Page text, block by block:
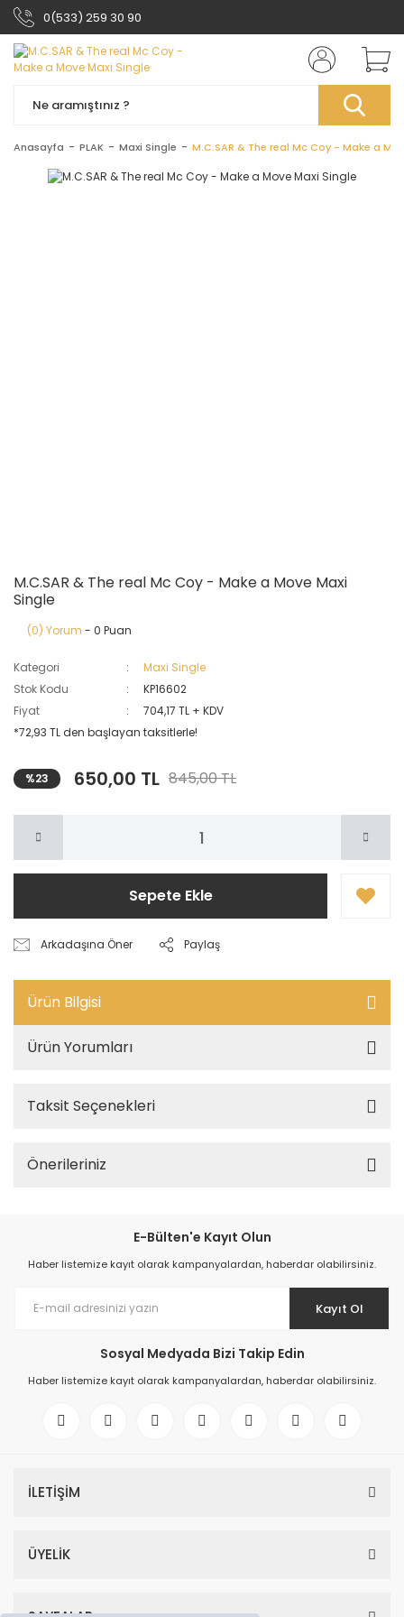
0(533) 259 30 90
Anasayfa PLAK Maxi Single M.C.SAR & The real Mc Coy - Make a
M.C.SAR & The real Mc Coy - Make a Move Maxi
Single
(0) Yorum - 0 Puan
Kategori
Maxi Single
Stok Kodu
KP16602
Fiyat
704,17 TL + KDV
*72,93 TL den başlayan taksitlerle!
%23 650,00 TL 845,00 TL
Sepete Ekle
Arkadaşına Öner Paylaş
Ürün Bilgisi
Ürün Yorumları
Taksit Seçenekleri
Önerileriniz
E-Bülten'e Kayıt Olun
Haber listemize kayıt olarak kampanyalardan, haberdar olabilirsiniz.
Kayıt Ol
Sosyal Medyada Bizi Takip Edin
Haber listemize kayıt olarak kampanyalardan, haberdar olabilirsiniz.
İLETİŞİM
ÜYELİK